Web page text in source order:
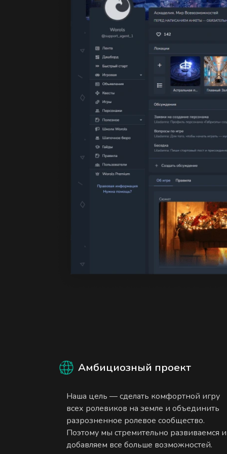
Амбициозный проект
Наша цель — сделать комфортной игру
всех ролевиков на земле и объединить
разрозненное ролевое сообщество.
Поэтому мы стремительно развиваемся и
добавляем все больше возможностей.